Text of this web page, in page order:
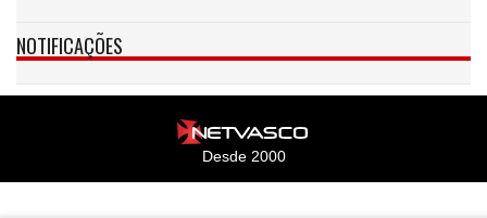
NOTIFICAÇÕES
Desde 2000